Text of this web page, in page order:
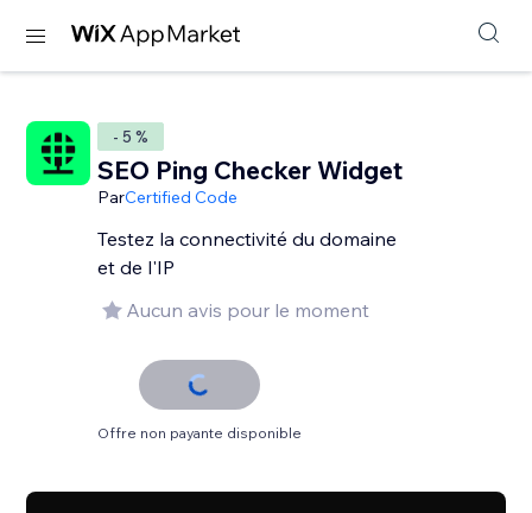
- 5 %
SEO Ping Checker Widget
ParCertified Code
Testez la connectivité du domaine
et de l'IP
Aucun avis pour le moment
Offre non payante disponible